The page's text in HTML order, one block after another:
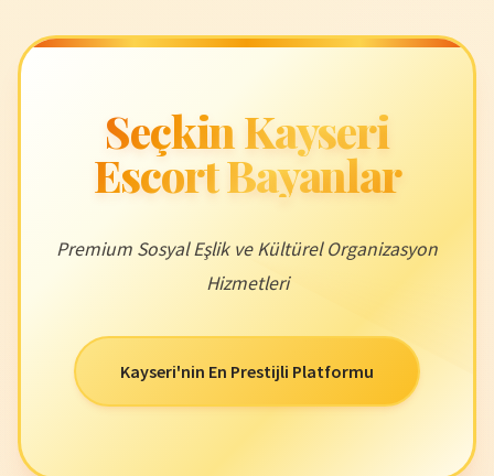
Seçkin Kayseri
Escort Bayanlar
Premium Sosyal Eşlik ve Kültürel Organizasyon
Hizmetleri
Kayseri'nin En Prestijli Platformu